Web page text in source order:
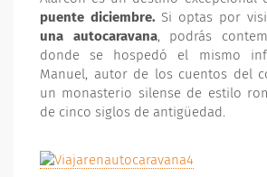
puente diciembre.Si optas por
una autocaravana, podrás
donde se hospedó el mismo
Manuel, autor de los cuentos del
un monasterio silense de estilo
de cinco siglos de antigüedad.